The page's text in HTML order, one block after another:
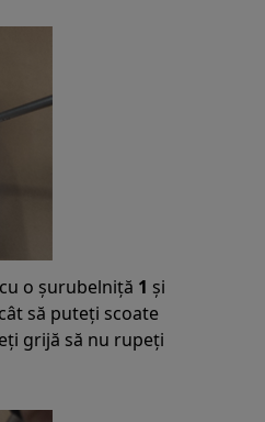
o șurubelniță 1 și
să puteți scoate
grijă să nu rupeți